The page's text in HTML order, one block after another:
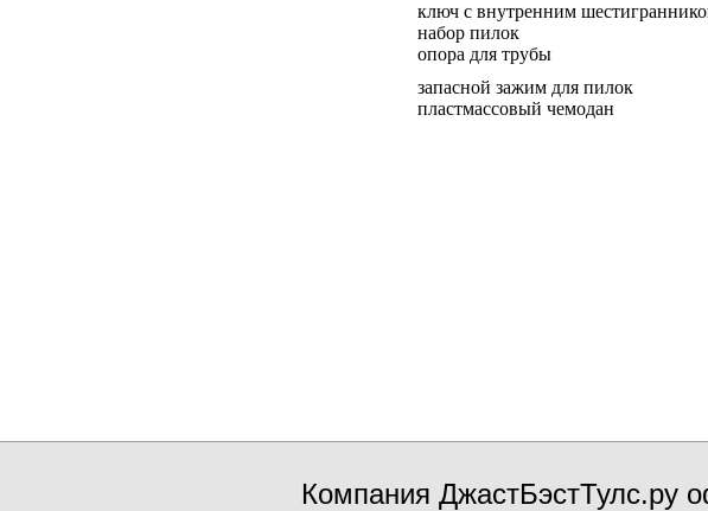
ключ с внутренним
набор пилок
опора для трубы
запасной зажим для пилок
пластмассовый чемодан
Компания ДжастБэстТулс.ру